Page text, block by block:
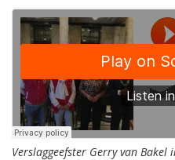
Verslaggeefster Gerry van Bakel